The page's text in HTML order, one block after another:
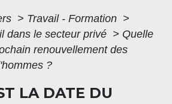
> Travail - Formation >
dans le secteur privé > Quelle
renouvellement des
?
LA DATE DU